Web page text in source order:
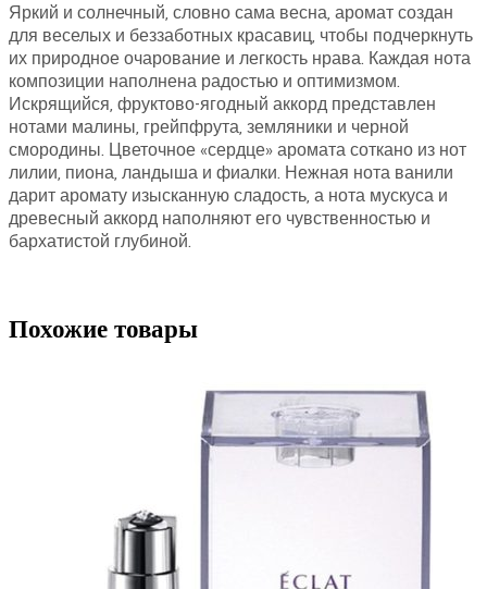
Яркий и солнечный, словно сама весна, аромат создан
для веселых и беззаботных красавиц, чтобы подчеркнуть
их природное очарование и легкость нрава. Каждая нота
композиции наполнена радостью и оптимизмом.
Искрящийся, фруктово-ягодный аккорд представлен
нотами малины, грейпфрута, земляники и черной
смородины. Цветочное «сердце» аромата соткано из нот
лилии, пиона, ландыша и фиалки. Нежная нота ванили
дарит аромату изысканную сладость, а нота мускуса и
древесный аккорд наполняют его чувственностью и
бархатистой глубиной.
Похожие товары